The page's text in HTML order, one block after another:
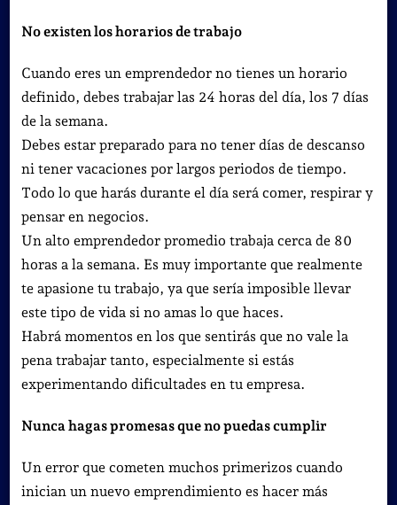
No existen los horarios de trabajo
Cuando eres un emprendedor no tienes un horario
definido, debes trabajar las 24 horas del día, los 7 días
de la semana.
Debes estar preparado para no tener días de descanso
ni tener vacaciones por largos periodos de tiempo.
Todo lo que harás durante el día será comer, respirar y
pensar en negocios.
Un alto emprendedor promedio trabaja cerca de 80
horas a la semana. Es muy importante que realmente
te apasione tu trabajo, ya que sería imposible llevar
este tipo de vida si no amas lo que haces.
Habrá momentos en los que sentirás que no vale la
pena trabajar tanto, especialmente si estás
experimentando dificultades en tu empresa.
Nunca hagas promesas que no puedas cumplir
Un error que cometen muchos primerizos cuando
inician un nuevo emprendimiento es hacer más